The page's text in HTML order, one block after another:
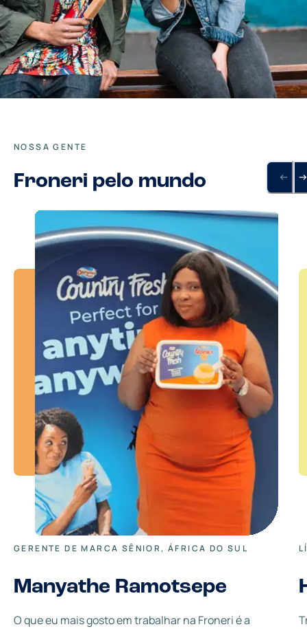
NOSSA GENTE
Froneri pelo mundo
GERENTE DE MARCA SÊNIOR, ÁFRICA DO SUL
Manyathe Ramotsepe
O que eu mais gosto em trabalhar na Froneri é a